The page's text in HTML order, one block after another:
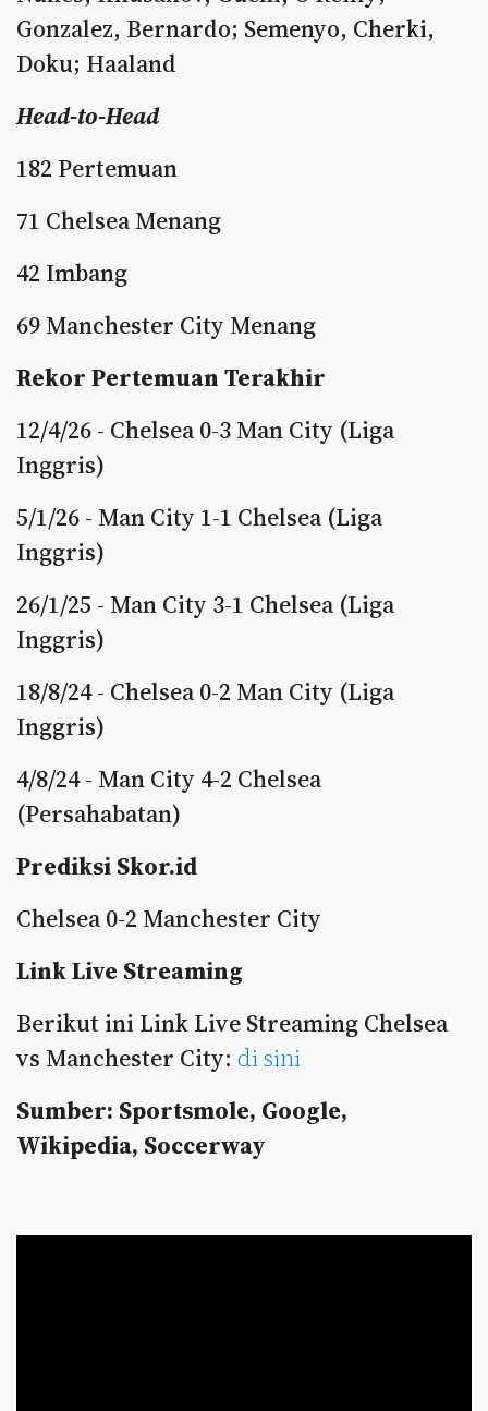
Gonzalez, Bernardo; Semenyo, Cherki,
Doku; Haaland
Head-to-Head
182 Pertemuan
71 Chelsea Menang
42 Imbang
69 Manchester City Menang
Rekor Pertemuan Terakhir
12/4/26 - Chelsea 0-3 Man City (Liga
Inggris)
5/1/26 - Man City 1-1 Chelsea (Liga
Inggris)
26/1/25 - Man City 3-1 Chelsea (Liga
Inggris)
18/8/24 - Chelsea 0-2 Man City (Liga
Inggris)
4/8/24 - Man City 4-2 Chelsea
(Persahabatan)
Prediksi Skor.id
Chelsea 0-2 Manchester City
Link Live Streaming
Berikut ini Link Live Streaming Chelsea
vs Manchester City: di sini
Sumber: Sportsmole, Google,
Wikipedia, Soccerway